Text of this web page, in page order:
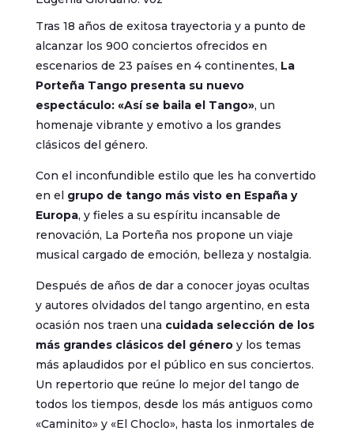
Tras 18 años de exitosa trayectoria y a punto de
alcanzar los 900 conciertos ofrecidos en
escenarios de 23 países en 4 continentes, La
Porteña Tango presenta su nuevo
espectáculo: «Así se baila el Tango», un
homenaje vibrante y emotivo a los grandes
clásicos del género.
Con el inconfundible estilo que les ha convertido
en el grupo de tango más visto en España y
Europa, y fieles a su espíritu incansable de
renovación, La Porteña nos propone un viaje
musical cargado de emoción, belleza y nostalgia.
Después de años de dar a conocer joyas ocultas
y autores olvidados del tango argentino, en esta
ocasión nos traen una cuidada selección de los
más grandes clásicos del géneroy los temas
más aplaudidos por el público en sus conciertos.
Un repertorio que reúne lo mejor del tango de
todos los tiempos, desde los más antiguos como
«Caminito» y «El Choclo», hasta los inmortales de